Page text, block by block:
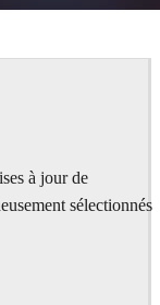
à jour de
sélectionnés